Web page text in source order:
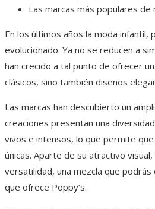
Las marcas más populares de
En los últimos años la moda infantil,
evolucionado. Ya no se reducen a
han crecido a tal punto de ofrecer
clásicos, sino también diseños
Las marcas han descubierto un
creaciones presentan una
vivos e intensos, lo que permite
únicas. Aparte de su atractivo
versatilidad, una mezcla que
que ofrece Poppy’s.